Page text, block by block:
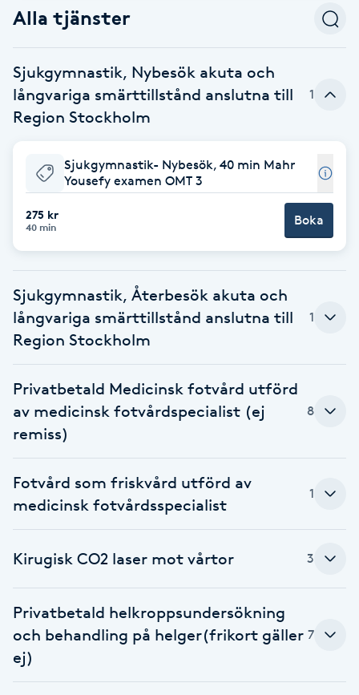
Babylights
Balayage
Bambumassage
Barber
Barnklippning
BIAB
Blowout
Bottenfärg
Brynformning
Brynfärgning
Brynplockning
C
Celluliter
Coachning
Alla tjänster
Sjukgymnastik, Nybesök akuta och
långvariga smärttillstånd anslutna till
Region Stockholm
1
Sjukgymnastik- Nybesök, 40 min Mahr
Yousefy examen OMT 3
275 kr
40 min Boka
Sjukgymnastik, Återbesök akuta och
långvariga smärttillstånd anslutna till
Region Stockholm
1
Privatbetald Medicinsk fotvård utförd
av medicinsk fotvårdspecialist (ej
remiss)
8
Fotvård som friskvård utförd av
medicinsk fotvårdsspecialist
1
Kirugisk CO2 laser mot vårtor 3
Privatbetald helkroppsundersökning
och behandling på helger(frikort gäller
ej)
7